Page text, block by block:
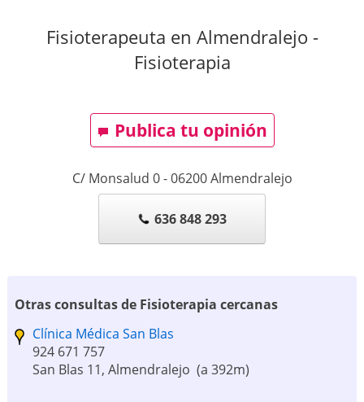
Fisioterapeuta en Almendralejo -
Fisioterapia
Publica tu opinión
C/ Monsalud 0-06200 Almendralejo
636 848 293
Otras consultas de Fisioterapia cercanas
Clínica Médica San Blas
924 671 757
San Blas 11, Almendralejo (a 392m)